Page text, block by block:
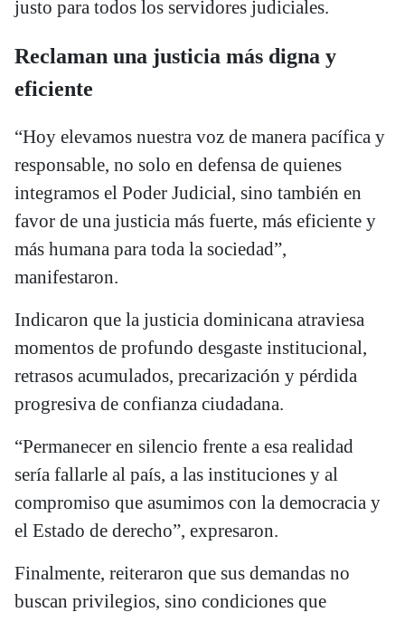
justo para todos los servidores judiciales.
Reclaman una justicia más digna y
eficiente
“Hoy elevamos nuestra voz de manera pacífica y
responsable, no solo en defensa de quienes
integramos el Poder Judicial, sino también en
favor de una justicia más fuerte, más eficiente y
más humana para toda la sociedad”,
manifestaron.
Indicaron que la justicia dominicana atraviesa
momentos de profundo desgaste institucional,
retrasos acumulados, precarización y pérdida
progresiva de confianza ciudadana.
“Permanecer en silencio frente a esa realidad
sería fallarle al país, a las instituciones y al
compromiso que asumimos con la democracia y
el Estado de derecho”, expresaron.
Finalmente, reiteraron que sus demandas no
buscan privilegios, sino condiciones que